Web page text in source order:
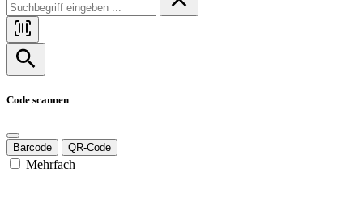
Code scannen
Barcode QR-Code
Mehrfach